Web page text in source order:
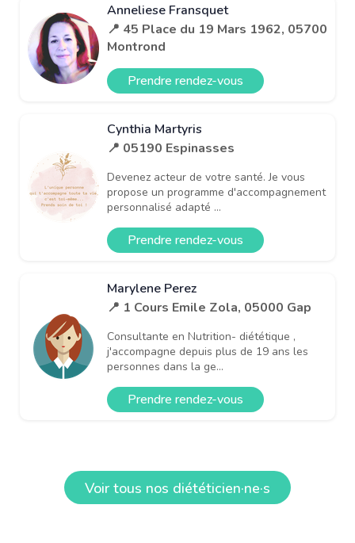
Anneliese Fransquet
📍 45 Place du 19 Mars 1962, 05700
Montrond
Prendre rendez-vous
Cynthia Martyris
📍 05190 Espinasses
Devenez acteur de votre santé. Je vous
propose un programme d'accompagnement
personnalisé adapté ...
Prendre rendez-vous
Marylene Perez
📍 1 Cours Emile Zola, 05000 Gap
Consultante en Nutrition- diététique ,
j'accompagne depuis plus de 19 ans les
personnes dans la ge...
Prendre rendez-vous
Voir tous nos diététicien·ne·s